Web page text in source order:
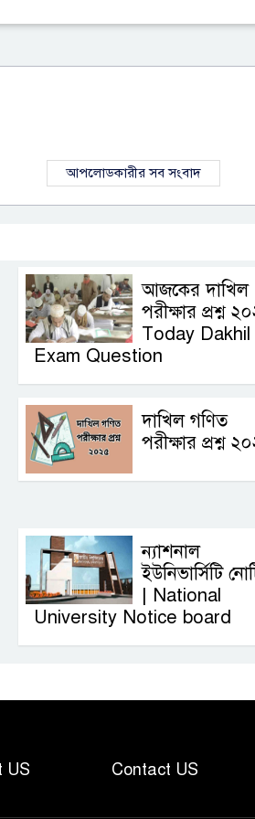
আপলোডকারীর সব সংবাদ
আজকের দাখিল
পরীক্ষার প্রশ্ন
Today Dakhil
Exam Question
দাখিল গণিত
পরীক্ষার প্রশ্ন
ন্যাশনাল
ইউনিভার্সিটি
| National
University Notice board
US Contact US